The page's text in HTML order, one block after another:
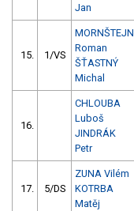
Jan
15. 1/VS
MORNŠTEJN
Roman
ŠŤASTNÝ
Michal
16.
CHLOUBA
Luboš
JINDRÁK
Petr
17. 5/DS
ZUNA Vilém
KOTRBA
Matěj